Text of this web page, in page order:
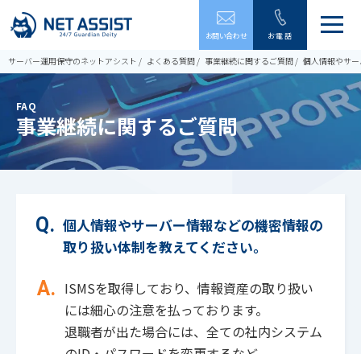
お問い合わせ お電話
メ
ュ
ー
を
開
閉
サーバー運用保守のネットアシスト よくある質問 事業継続に関するご質問 個人情報やサ
FAQ
事業継続に関するご質問
個人情報やサーバー情報などの機密情報の
取り扱い体制を教えてください。
ISMSを取得しており、情報資産の取り扱い
には細心の注意を払っております。
退職者が出た場合には、全ての社内システム